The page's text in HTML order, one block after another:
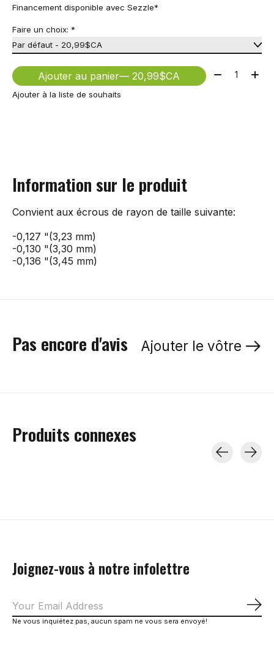
Financement disponible avec Sezzle*
Faire un choix: *
Ajouter au panier — 20,99$CA Quantité:
Ajouter à la liste de souhaits
Information sur le produit
Convient aux écrous de rayon de taille suivante:
-0,127 "(3,23 mm)
-0,130 "(3,30 mm)
-0,136 "(3,45 mm)
Pas encore d'avis Ajouter le vôtre
Produits connexes
Joignez-vous à notre infolettre
Ne vous inquiétez pas, aucun spam ne vous sera envoyé!